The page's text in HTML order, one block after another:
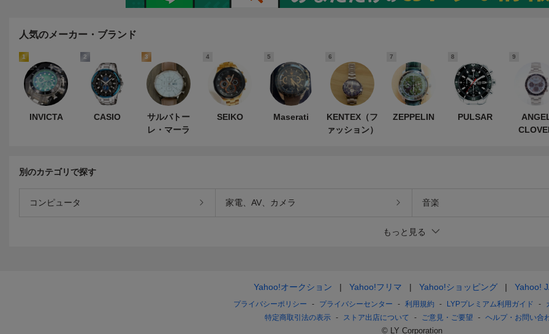
人気のメーカー・ブランド
1
INVICTA
2
CASIO
3
サルバトー
レ・マーラ
4
SEIKO
5
Maserati
6
KENTEX（フ
ァッション）
7
ZEPPELIN
8
PULSAR
9
別のカテゴリで探す
コンピュータ 家電、AV、カメラ 音楽
もっと見る
Yahoo!オークション Yahoo!フリマ Yahoo!ショッピング Yahoo!
プライバシーポリシー プライバシーセンター 利用規約 LYPプレミアム利用ガイド
特定商取引法の表示
ストア出店について ご意見・ご要望 ヘルプ・お問い合
© LY Corporation